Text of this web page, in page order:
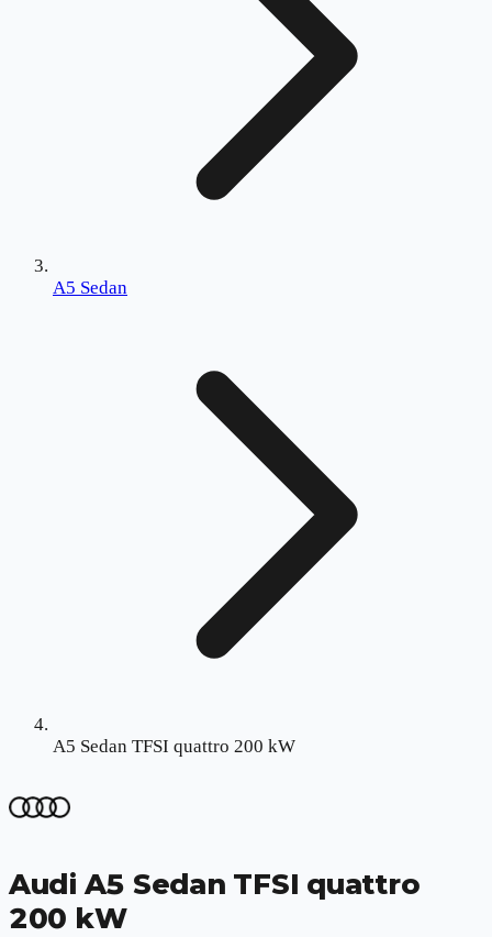
A5 Sedan
A5 Sedan TFSI quattro 200 kW
Audi A5 Sedan TFSI quattro
200 kW